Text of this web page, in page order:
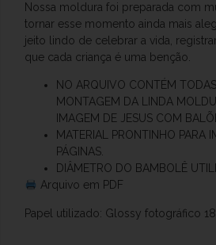
Nossa moldura foi preparada com
tornar esse momento ainda mais
jeito lindo de celebrar a vida,
que cada criança é uma benção.
NO ARQUIVO CONTÉM
MONTAGEM DA LINDA
IMAGEM DE JESUS COM
MATERIAL PRONTINHO PARA
PÁGINAS.
DIÂMETRO DO BAMBOLÊ
Arquivo em PDF
Papel utilizado: Glossy fotográfico